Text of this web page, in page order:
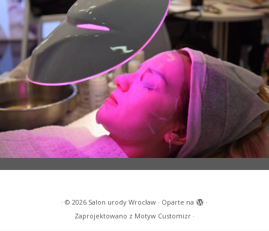
· © 2026 Salon urody Wrocław · Oparte na
·
Zaprojektowano z Motyw Customizr ·